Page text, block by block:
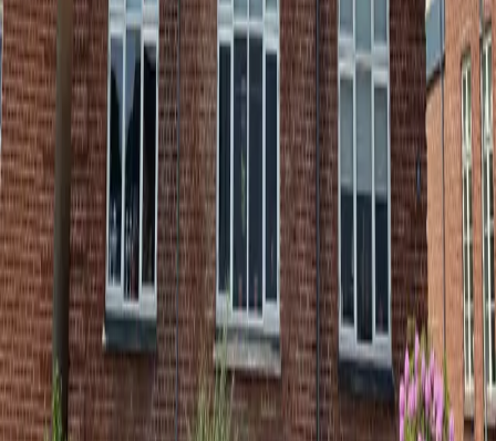
4. Hjælp med at tage det første skridt
Del informationen om KFUMs kurser med træneren eller
bestyrelsen — og spørg, hvordan I sammen kan få dit
barn afsted.
SE HVAD VORES UNGE
FRIVILLIGE HAR VÆRET
MED TIL AT UDVIKLE
KURSUSUDVALGET
Læs mere